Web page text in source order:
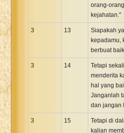
orang-
kejahatan."
3 13
Siapakah
kepadamu,
berbuat
3 14
Tetapi
menderita
hal yang
Janganlah
dan jangan
3 15
Tetapi di
kalian